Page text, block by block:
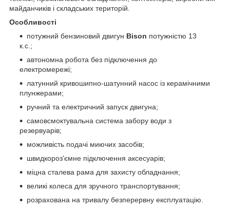
майданчиків і складських територій.
Особливості
потужний бензиновий двигун Bison потужністю 13
к.с.;
автономна робота без підключення до
електромережі;
латунний кривошипно-шатунний насос із керамічними
плунжерами;
ручний та електричний запуск двигуна;
самовсмоктувальна система забору води з
резервуарів;
можливість подачі миючих засобів;
швидкороз'ємне підключення аксесуарів;
міцна сталева рама для захисту обладнання;
великі колеса для зручного транспортування;
розрахована на тривалу безперервну експлуатацію.